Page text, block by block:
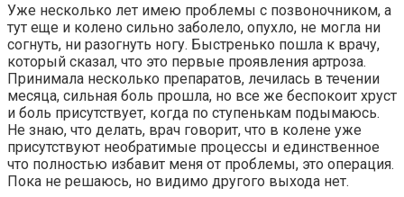
Уже несколько лет имею проблемы с позвоночником, а
тут еще и колено сильно заболело, опухло, не могла ни
согнуть, ни разогнуть ногу. Быстренько пошла к врачу,
который сказал, что это первые проявления артроза.
Принимала несколько препаратов, лечилась в течении
месяца, сильная боль прошла, но все же беспокоит хруст
и боль присутствует, когда по ступенькам подымаюсь.
Не знаю, что делать, врач говорит, что в колене уже
присутствуют необратимые процессы и единственное
что полностью избавит меня от проблемы, это операция.
Пока не решаюсь, но видимо другого выхода нет.